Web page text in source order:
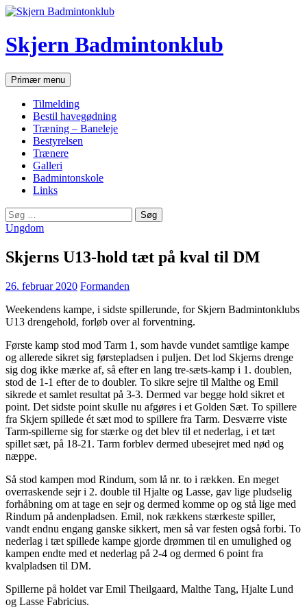
Hop
indhold
Skjern Badmintonklub
SøgPrimær menu
Tilmelding
Bestil havegødning
Træning – Baneleje
Bestyrelsen
Trænere
Galleri
Badmintonskole
Links
Søg
efter:
Ungdom
Skjerns U13-hold tæt på kval til DM
26. februar 2020 Formanden
Weekendens kampe, i sidste spillerunde, for Skjern Badmintonklubs
U13 drengehold, forløb over al forventning.
Første kamp stod mod Tarm 1, som havde vundet samtlige kampe
og allerede sikret sig førstepladsen i puljen. Det lod Skjerns drenge
sig dog ikke mærke af, så efter en lang tre-sæts-kamp i 1. doublen,
stod de 1-1 efter de to doubler. To sikre sejre til Malthe og Emil
sikrede et samlet resultat på 3-3. Dermed var begge hold sikret et
point. Det sidste point skulle nu afgøres i et Golden Sæt. To spillere
fra Skjern spillede ét sæt mod to spillere fra Tarm. Desværre viste
Tarm-spillerne sig for stærke og det blev til et nederlag, i et tæt
spillet sæt, på 18-21. Tarm forblev dermed ubesejret med nød og
næppe.
Så stod kampen mod Rindum, som lå nr. to i rækken. En meget
overraskende sejr i 2. double til Hjalte og Lasse, gav lige pludselig
forhåbning om at tage en sejr og dermed komme op og stå lige med
Rindum på andenpladsen. Emil, nok rækkens stærkeste spiller,
vandt endnu engang ganske sikkert, men så var festen også forbi. To
nederlag i tæt spillede kampe gjorde drømmen til en umulighed og
kampen endte med et nederlag på 2-4 og dermed 6 point fra
kvalpladsen til DM.
Spillerne på holdet var Emil Theilgaard, Malthe Tang, Hjalte Lund
og Lasse Fabricius.